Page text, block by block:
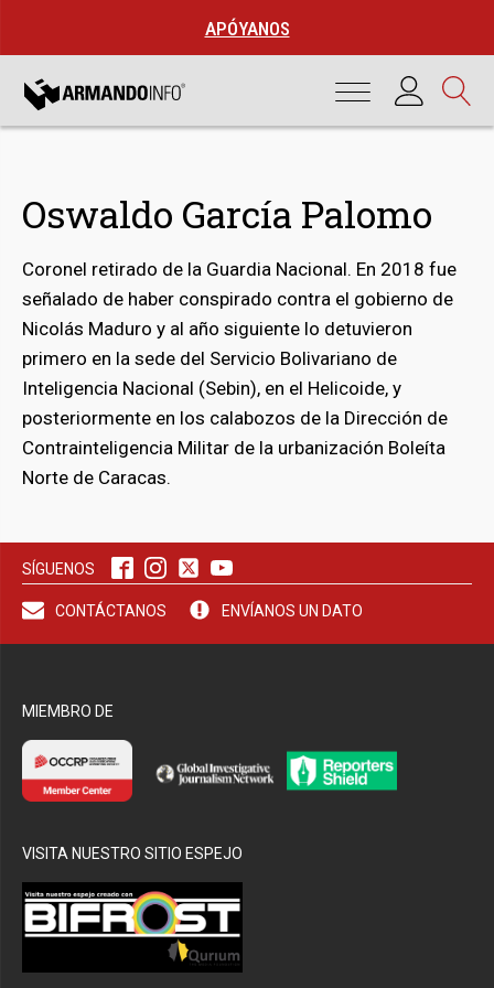
APÓYANOS
Oswaldo García Palomo
Coronel retirado de la Guardia Nacional. En 2018 fue
señalado de haber conspirado contra el gobierno de
Nicolás Maduro y al año siguiente lo detuvieron
primero en la sede del Servicio Bolivariano de
Inteligencia Nacional (Sebin), en el Helicoide, y
posteriormente en los calabozos de la Dirección de
Contrainteligencia Militar de la urbanización Boleíta
Norte de Caracas.
SÍGUENOS
CONTÁCTANOS ENVÍANOS UN DATO
MIEMBRO DE
VISITA NUESTRO SITIO ESPEJO